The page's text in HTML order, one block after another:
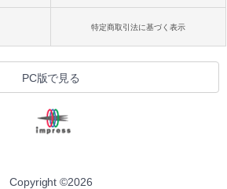
特定商取引法に基づく表示
PC版で見る
Copyright ©2026